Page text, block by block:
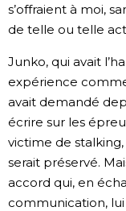
s’offraient à moi,
de telle ou telle
Junko, qui avait
expérience
avait demandé
écrire sur les
victime de
serait préservé.
accord qui, en
communication,